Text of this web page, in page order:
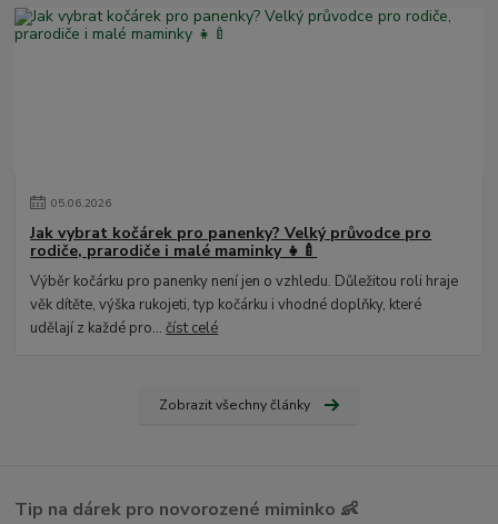
05.06.2026
Jak vybrat kočárek pro panenky? Velký průvodce pro
rodiče, prarodiče i malé maminky 👧🍼
Výběr kočárku pro panenky není jen o vzhledu. Důležitou roli hraje
věk dítěte, výška rukojeti, typ kočárku i vhodné doplňky, které
udělají z každé pro...číst celé
Zobrazit všechny články
Tip na dárek pro novorozené miminko 👶